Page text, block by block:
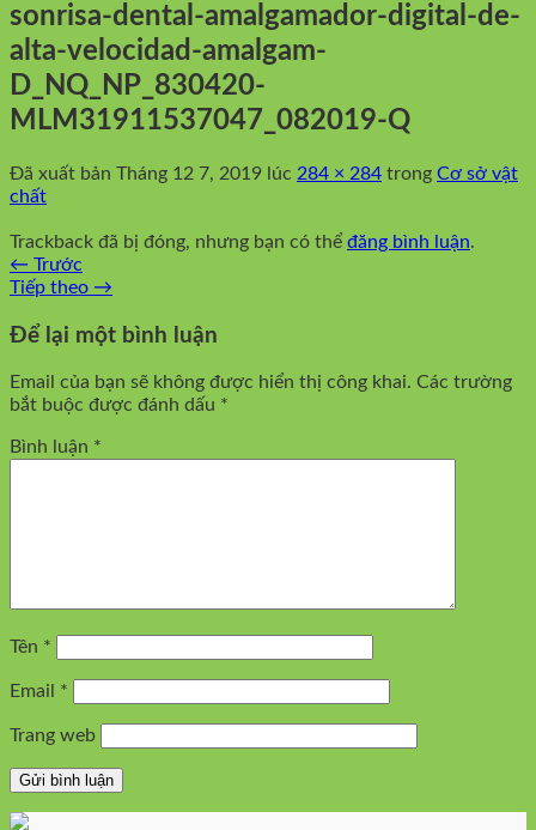
sonrisa-dental-amalgamador-digital-de-
alta-velocidad-amalgam-
D_NQ_NP_830420-
MLM31911537047_082019-Q
Đã xuất bản Tháng 12 7, 2019 lúc 284 × 284 trong Cơ sở vật
chất
Trackback đã bị đóng, nhưng bạn có thể đăng bình luận.
← Trước
Tiếp theo →
Để lại một bình luận
Email của bạn sẽ không được hiển thị công khai. Các trường
bắt buộc được đánh dấu *
Bình luận *
Tên *
Email *
Trang web